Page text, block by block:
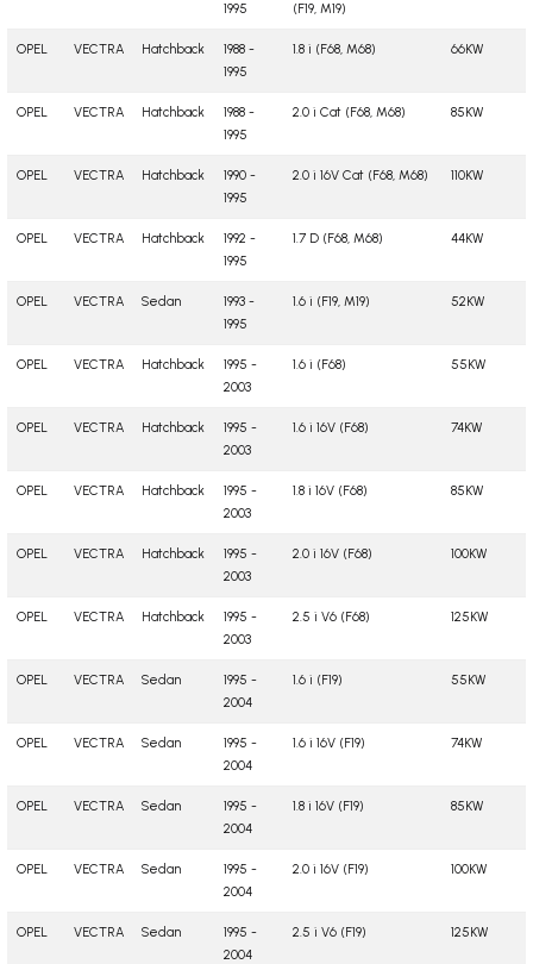
1995
(F19, M19)
OPEL VECTRA Hatchback
1988 -
1995
1.8 i (F68, M68) 66KW
OPEL VECTRA Hatchback
1988 -
1995
2.0 i Cat (F68, M68) 85KW
OPEL VECTRA Hatchback
1990 -
1995
2.0 i 16V Cat (F68, M68) 110KW
OPEL VECTRA Hatchback
1992 -
1995
1.7 D (F68, M68) 44KW
OPEL VECTRA Sedan
1993 -
1995
1.6 i (F19, M19) 52KW
OPEL VECTRA Hatchback
1995 -
2003
1.6 i (F68) 55KW
OPEL VECTRA Hatchback
1995 -
2003
1.6 i 16V (F68) 74KW
OPEL VECTRA Hatchback
1995 -
2003
1.8 i 16V (F68) 85KW
OPEL VECTRA Hatchback
1995 -
2003
2.0 i 16V (F68) 100KW
OPEL VECTRA Hatchback
1995 -
2003
2.5 i V6 (F68) 125KW
OPEL VECTRA Sedan
1995 -
2004
1.6 i (F19) 55KW
OPEL VECTRA Sedan
1995 -
2004
1.6 i 16V (F19) 74KW
OPEL VECTRA Sedan
1995 -
2004
1.8 i 16V (F19) 85KW
OPEL VECTRA Sedan
1995 -
2004
2.0 i 16V (F19) 100KW
OPEL VECTRA Sedan
1995 -
2004
2.5 i V6 (F19) 125KW